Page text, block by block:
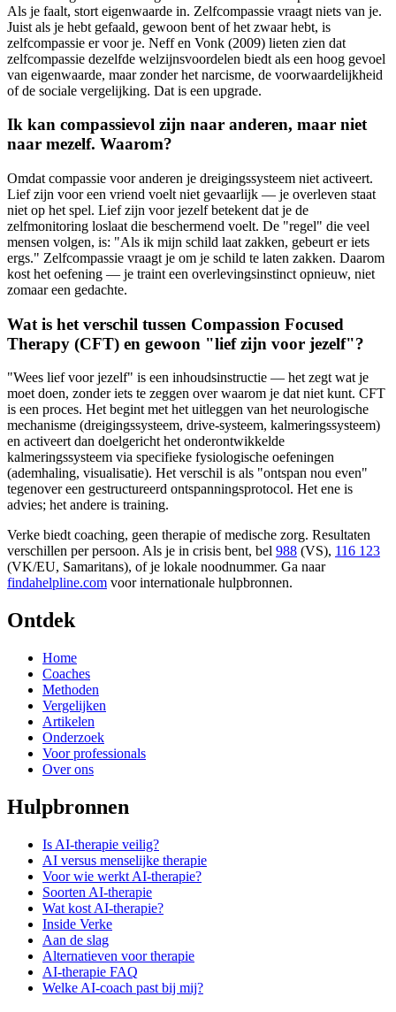
Als je faalt, stort eigenwaarde in. Zelfcompassie vraagt niets van je.
Juist als je hebt gefaald, gewoon bent of het zwaar hebt, is
zelfcompassie er voor je. Neff en Vonk (2009) lieten zien dat
zelfcompassie dezelfde welzijnsvoordelen biedt als een hoog gevoel
van eigenwaarde, maar zonder het narcisme, de voorwaardelijkheid
of de sociale vergelijking. Dat is een upgrade.
Ik kan compassievol zijn naar anderen, maar niet
naar mezelf. Waarom?
Omdat compassie voor anderen je dreigingssysteem niet activeert.
Lief zijn voor een vriend voelt niet gevaarlijk — je overleven staat
niet op het spel. Lief zijn voor jezelf betekent dat je de
zelfmonitoring loslaat die beschermend voelt. De "regel" die veel
mensen volgen, is: "Als ik mijn schild laat zakken, gebeurt er iets
ergs." Zelfcompassie vraagt je om je schild te laten zakken. Daarom
kost het oefening — je traint een overlevingsinstinct opnieuw, niet
zomaar een gedachte.
Wat is het verschil tussen Compassion Focused
Therapy (CFT) en gewoon "lief zijn voor jezelf"?
"Wees lief voor jezelf" is een inhoudsinstructie — het zegt wat je
moet doen, zonder iets te zeggen over waarom je dat niet kunt. CFT
is een proces. Het begint met het uitleggen van het neurologische
mechanisme (dreigingssysteem, drive-systeem, kalmeringssysteem)
en activeert dan doelgericht het onderontwikkelde
kalmeringssysteem via specifieke fysiologische oefeningen
(ademhaling, visualisatie). Het verschil is als "ontspan nou even"
tegenover een gestructureerd ontspanningsprotocol. Het ene is
advies; het andere is training.
Verke biedt coaching, geen therapie of medische zorg. Resultaten
verschillen per persoon. Als je in crisis bent, bel 988 (VS), 116 123
(VK/EU, Samaritans), of je lokale noodnummer. Ga naar
findahelpline.com voor internationale hulpbronnen.
Ontdek
Home
Coaches
Methoden
Vergelijken
Artikelen
Onderzoek
Voor professionals
Over ons
Hulpbronnen
Is AI-therapie veilig?
AI versus menselijke therapie
Voor wie werkt AI-therapie?
Soorten AI-therapie
Wat kost AI-therapie?
Inside Verke
Aan de slag
Alternatieven voor therapie
AI-therapie FAQ
Welke AI-coach past bij mij?